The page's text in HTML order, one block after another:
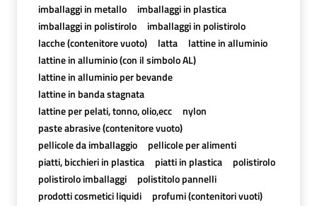
imballaggi in metallo
imballaggi in plastica
imballaggi in polistirolo
imballaggi in polistirolo
lacche (contenitore vuoto)
latta
lattine in alluminio
lattine in alluminio (con il simbolo AL)
lattine in alluminio per bevande
lattine in banda stagnata
lattine per pelati, tonno, olio,ecc
nylon
paste abrasive (contenitore vuoto)
pellicole da imballaggio
pellicole per alimenti
piatti, bicchieri in plastica
piatti in plastica
polistirolo
polistirolo imballaggi
polistitolo pannelli
prodotti cosmetici liquidi
profumi (contenitori vuoti)